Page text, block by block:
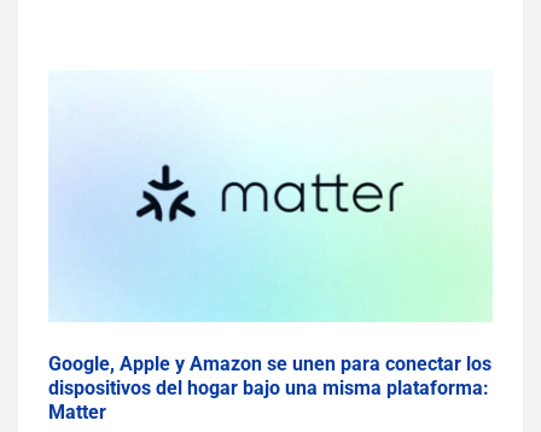
Google, Apple y Amazon se unen para conectar los
dispositivos del hogar bajo una misma plataforma:
Matter